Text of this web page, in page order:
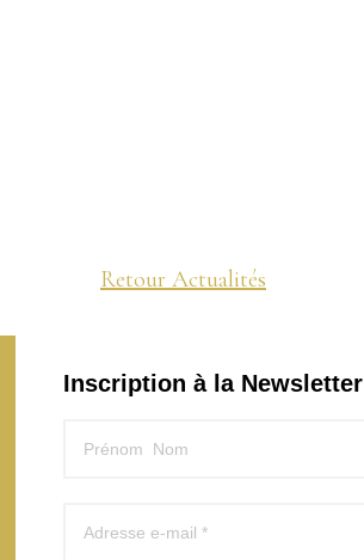
Retour Actualités
Inscription à la Newsletter